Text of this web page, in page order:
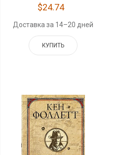
$24.74
Доставка за 14–20 дней
КУПИТЬ